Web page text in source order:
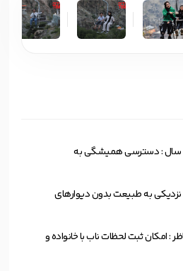
سال : دسترسی همیشگی به
نزدیکی به طبیعت بدون دیوارهای
: امکان ثبت لحظات ناب با خانواده و